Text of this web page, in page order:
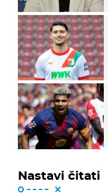
Nastavi čitati